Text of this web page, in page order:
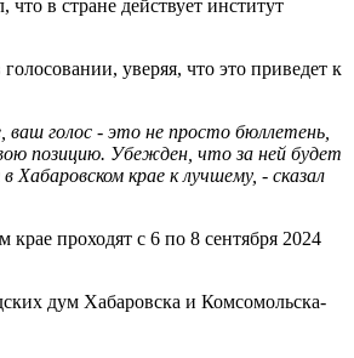
в стране действует институт
уверяя, что это приведет к
голос - это не просто бюллетень,
позицию. Убежден, что за ней будет
крае к лучшему, - сказал
проходят с 6 по 8 сентября 2024
дум Хабаровска и Комсомольска-